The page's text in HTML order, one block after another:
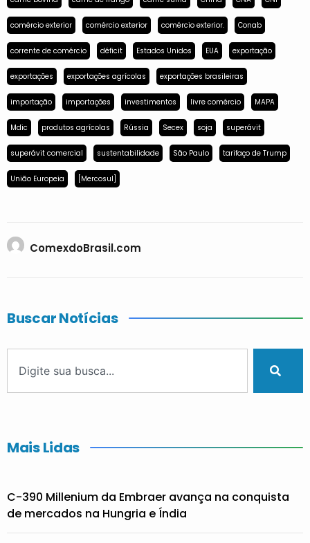
comércio exterior comércio exterior comércio exterior. Conab
corrente de comércio déficit Estados Unidos EUA exportação
exportações exportações agrícolas exportações brasileiras
importação importações investimentos livre comércio MAPA
Mdic produtos agrícolas Rússia Secex soja superávit
superávit comercial sustentabilidade São Paulo tarifaço de Trump
União Europeia [Mercosul]
ComexdoBrasil.com
Buscar Notícias
Mais Lidas
C-390 Millenium da Embraer avança na conquista
de mercados na Hungria e Índia